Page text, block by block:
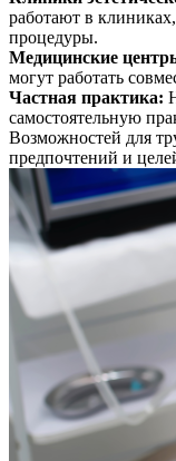
работают в
процедуры.
Медицинские
могут работать
Частная практика:
самостоятельную
Возможностей для
предпочтений и